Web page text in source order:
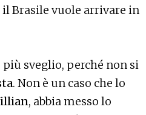
Brasile vuole arrivare in
più sveglio, perché non si
. Non è un caso che lo
, abbia messo lo